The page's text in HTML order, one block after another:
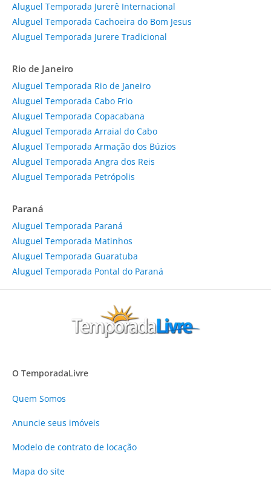
Aluguel Temporada Jurerê Internacional
Aluguel Temporada Cachoeira do Bom Jesus
Aluguel Temporada Jurere Tradicional
Rio de Janeiro
Aluguel Temporada Rio de Janeiro
Aluguel Temporada Cabo Frio
Aluguel Temporada Copacabana
Aluguel Temporada Arraial do Cabo
Aluguel Temporada Armação dos Búzios
Aluguel Temporada Angra dos Reis
Aluguel Temporada Petrópolis
Paraná
Aluguel Temporada Paraná
Aluguel Temporada Matinhos
Aluguel Temporada Guaratuba
Aluguel Temporada Pontal do Paraná
O TemporadaLivre
Quem Somos
Anuncie seus imóveis
Modelo de contrato de locação
Mapa do site